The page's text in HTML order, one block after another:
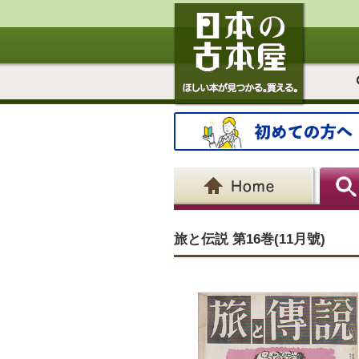
旅と伝説 第16巻(11月號)